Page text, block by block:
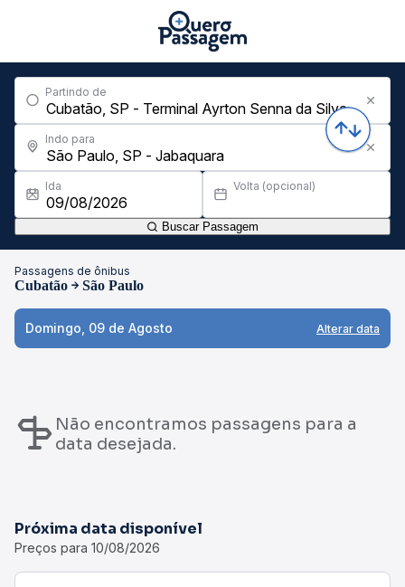
Partindo de
Indo para
Ida Volta (opcional)
Buscar Passagem
Passagens de ônibus
Cubatão São Paulo
Domingo, 09 de Agosto Alterar data
Não encontramos passagens para a
data desejada.
Próxima data disponível
Preços para 10/08/2026